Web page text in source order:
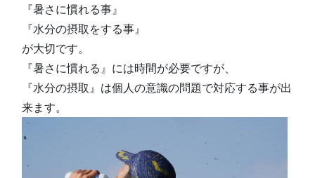
『暑さに慣れる事』
『水分の摂取をする事』
が大切です。
『暑さに慣れる』には時間が必要ですが、
『水分の摂取』は個人の意識の問題で対応する事が出
来ます。